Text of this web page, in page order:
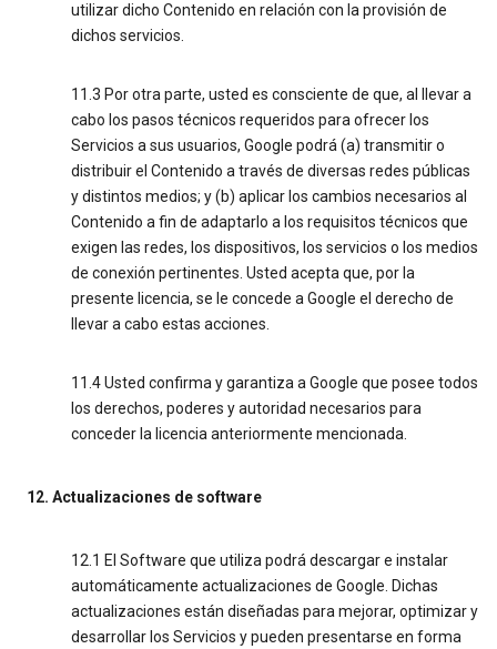
utilizar dicho Contenido en relación con la provisión de
dichos servicios.
11.3 Por otra parte, usted es consciente de que, al llevar a
cabo los pasos técnicos requeridos para ofrecer los
Servicios a sus usuarios, Google podrá (a) transmitir o
distribuir el Contenido a través de diversas redes públicas
y distintos medios; y (b) aplicar los cambios necesarios al
Contenido a fin de adaptarlo a los requisitos técnicos que
exigen las redes, los dispositivos, los servicios o los medios
de conexión pertinentes. Usted acepta que, por la
presente licencia, se le concede a Google el derecho de
llevar a cabo estas acciones.
11.4 Usted confirma y garantiza a Google que posee todos
los derechos, poderes y autoridad necesarios para
conceder la licencia anteriormente mencionada.
12. Actualizaciones de software
12.1 El Software que utiliza podrá descargar e instalar
automáticamente actualizaciones de Google. Dichas
actualizaciones están diseñadas para mejorar, optimizar y
desarrollar los Servicios y pueden presentarse en forma